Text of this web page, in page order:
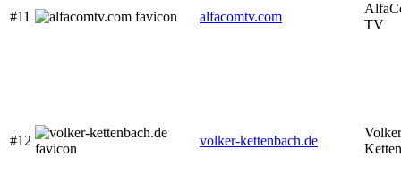
#11 alfacomtv.com
TV
#12 volker-kettenbach.de
Volker